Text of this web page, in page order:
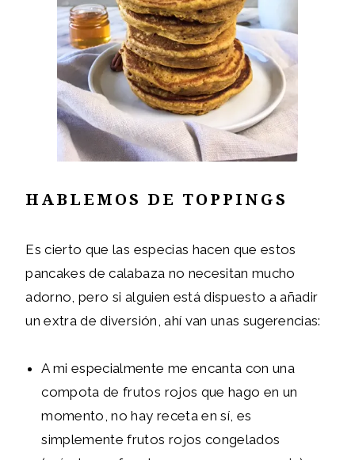
HABLEMOS DE TOPPINGS
Es cierto que las especias hacen que estos
pancakes de calabaza no necesitan mucho
adorno, pero si alguien está dispuesto a añadir
un extra de diversión, ahí van unas sugerencias:
A mi especialmente me encanta con una
compota de frutos rojos que hago en un
momento, no hay receta en sí, es
simplemente frutos rojos congelados